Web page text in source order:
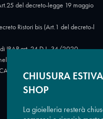
del decreto-legge 19 maggio
Ristori bis (Art.1 del decreto-l
IRAP art. 24 D.L. 34/2020.
Registro nazionale degli aiuti di
07723780966.https://ww
CHIUSURA
SHOP
La gioielleria resterà